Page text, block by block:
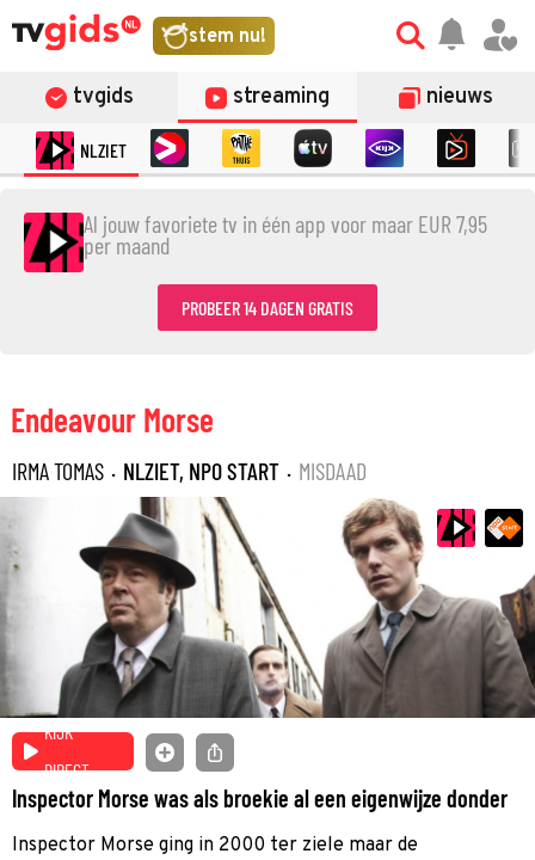
stem nu!
tvgids streaming nieuws
NLZIET
Al jouw favoriete tv in één app voor maar EUR 7,95
per maand
PROBEER 14 DAGEN GRATIS
Endeavour Morse
IRMA TOMAS · NLZIET, NPO START · MISDAAD
KIJK
DIRECT
Inspector Morse was als broekie al een eigenwijze donder
Inspector Morse ging in 2000 ter ziele maar de